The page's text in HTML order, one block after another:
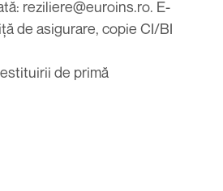
reziliere@euroins.ro. E-
de asigurare, copie CI/BI
de primă